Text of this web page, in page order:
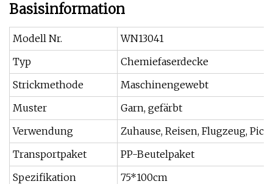
Basisinformation
Modell Nr.
WN13041
Typ
Chemiefaserdecke
Strickmethode
Maschinengewebt
Muster
Garn, gefärbt
Verwendung
Zuhause, Reisen, Flugzeug,
Transportpaket
PP-Beutelpaket
Spezifikation
75*100cm